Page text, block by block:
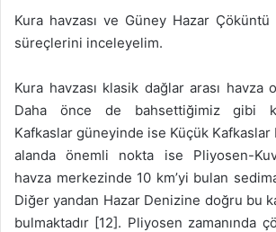
Kura havzası ve Güney Hazar Çöküntü
süreçlerini inceleyelim.
Kura havzası klasik dağlar arası havza
Daha önce de bahsettiğimiz gibi
Kafkaslar güneyinde ise Küçük Kafkaslar
alanda önemli nokta ise Pliyosen-
havza merkezinde 10 km’yi bulan
Diğer yandan Hazar Denizine doğru bu
bulmaktadır [12]. Pliyosen zamanında